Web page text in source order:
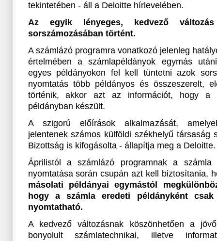
tekintetében - áll a Deloitte hírlevelében.
Az egyik lényeges, kedvező
sorszámozásában történt.
A számlázó programra vonatkozó jelenleg
értelmében a számlapéldányok egymás
egyes példányokon fel kell tüntetni azok
nyomtatás több példányos és összeszerelt,
történik, akkor azt az információt, hogy a
példányban készült.
A szigorú előírások alkalmazását,
jelentenek számos külföldi székhelyű társaság
Bizottság is kifogásolta - állapítja meg a Deloitte.
Áprilistól a számlázó programnak a számla
nyomtatása során csupán azt kell biztosítania,
másolati példányai egymástól
hogy a számla eredeti példányként
nyomtatható.
A kedvező változásnak köszönhetően a
bonyolult számlatechnikai, illetve